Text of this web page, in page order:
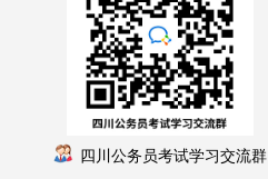
四川公务员考试学习交流群